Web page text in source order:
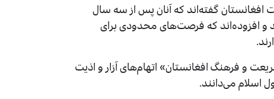
زنان در صحبت با عفو بین‌الملل در ۲۱ ولایت افغانستان گفته‌اند که آنان پس از سه سال
و افزوده‌اند که فرصت‌های محدودی برای
و فرهنگ افغانستان» اتهام‌های آزار و اذیت
اسلام می‌دانند.